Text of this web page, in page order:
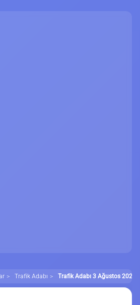
Trafik Adabı Trafik Adabı 3 Ağustos 2022